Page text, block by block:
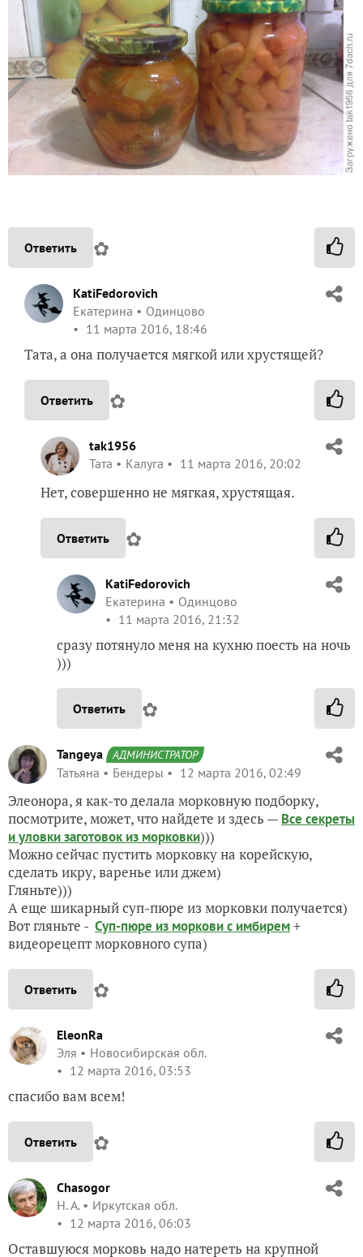
Ответить ✿
KatiFedorovich
Екатерина
Одинцово
11 марта 2016, 18:46
Тата, а она получается мягкой или хрустящей?
Ответить ✿
tak1956
Taта
Калуга 11 марта 2016, 20:02
Нет, совершенно не мягкая, хрустящая.
Ответить ✿
KatiFedorovich
Екатерина
Одинцово
11 марта 2016, 21:32
сразу потянуло меня на кухню поесть на ночь
)))
Ответить ✿
Tangeya АДМИНИСТРАТОР
Татьяна Бендеры 12 марта 2016, 02:49
Элеонора, я как-то делала морковную подборку,
посмотрите, может, что найдете и здесь — Все секреты
и уловки заготовок из морковки)))
Можно сейчас пустить морковку на корейскую,
сделать икру, варенье или джем)
Гляньте)))
А еще шикарный суп-пюре из морковки получается)
Вот гляньте - Суп-пюре из моркови с имбирем+
видеорецепт морковного супа)
Ответить ✿
EleonRa
Эля
Новосибирская обл.
12 марта 2016, 03:53
спасибо вам всем!
Ответить ✿
Chasogor
Н. А.
Иркутская обл.
12 марта 2016, 06:03
Оставшуюся морковь надо натереть на крупной